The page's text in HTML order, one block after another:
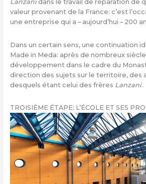
Lanzanidans le travail de réparation de
valeur provenant de la France: c’est
une entreprise qui a – aujourd’hui – 200
Dans un certain sens, une continuation
Made in Meda: après de nombreux
développement dans le cadre du
direction des sujets sur le territoire, des
desquels étant celui des frères Lanzani.
TROISIÈME ÉTAPE: L’ÉCOLE ET SES